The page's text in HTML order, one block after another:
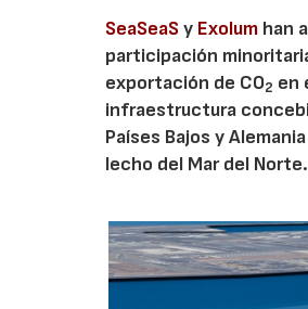
SeaSeaSy Exolum han
participación
exportación de CO2 en
infraestructura
Países Bajos y
lecho del Mar del Norte.